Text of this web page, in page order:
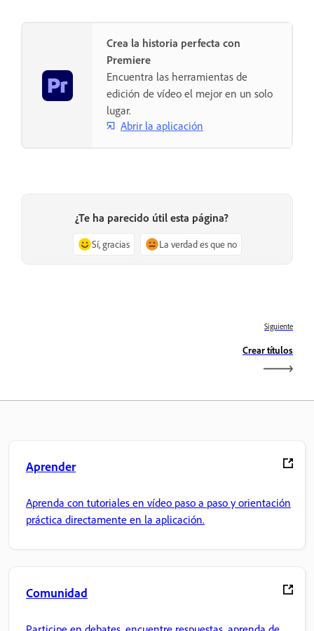
Crea la historia perfecta con
Premiere
Encuentra las herramientas de
edición de vídeo el mejor en un solo
lugar.
Abrir la aplicación
¿Te ha parecido útil esta página?
Sí, gracias La verdad es que no
Siguiente
Crear títulos
Aprender
Aprenda con tutoriales en vídeo paso a paso y orientación
práctica directamente en la aplicación.
Comunidad